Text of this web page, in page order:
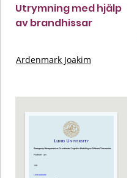
Utrymning med hjälp
av brandhissar
Ardenmark Joakim